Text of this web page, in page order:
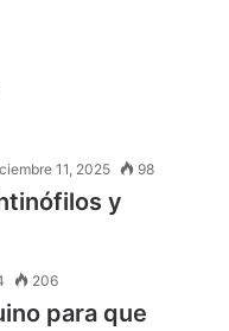
11, 2025 98
y
206
para que